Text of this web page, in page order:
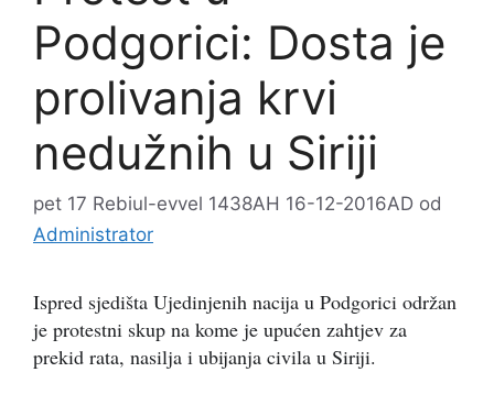
Podgorici: Dosta je
prolivanja krvi
nedužnih u Siriji
pet 17 Rebiul-evvel 1438AH 16-12-2016AD od
Administrator
Ispred sjedišta Ujedinjenih nacija u Podgorici održan
je protestni skup na kome je upućen zahtjev za
prekid rata, nasilja i ubijanja civila u Siriji.